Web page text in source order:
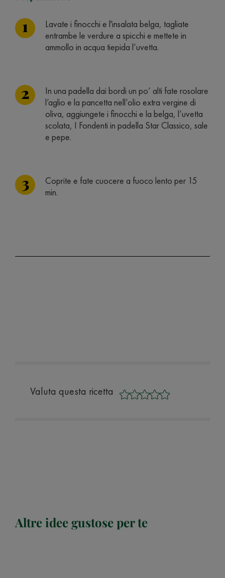
Lavate i finocchi e l'insalata belga, tagliate
entrambe le verdure a spicchi e mettete in
ammollo in acqua tiepida l’uvetta.
In una padella dai bordi un po’ alti fate rosolare
l’aglio e la pancetta nell’olio extra vergine di
oliva, aggiungete i finocchi e la belga, l’uvetta
scolata, I Fondenti in padella Star Classico, sale
e pepe.
Coprite e fate cuocere a fuoco lento per 15
min.
Valuta questa ricetta
Altre idee gustose per te